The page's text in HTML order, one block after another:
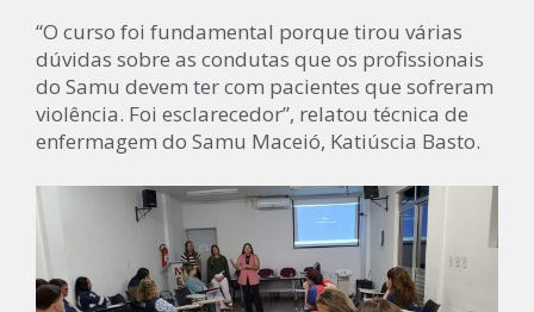
“O curso foi fundamental porque tirou várias
dúvidas sobre as condutas que os profissionais
do Samu devem ter com pacientes que sofreram
violência. Foi esclarecedor”, relatou técnica de
enfermagem do Samu Maceió, Katiúscia Basto.